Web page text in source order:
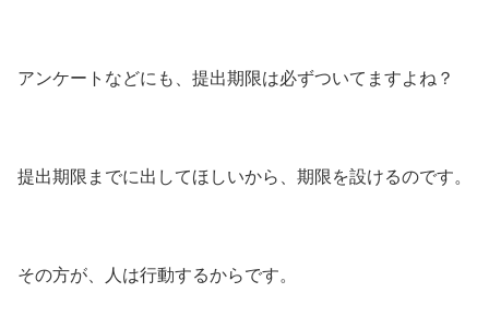
アンケートなどにも、提出期限は必ずついてますよね？
提出期限までに出してほしいから、期限を設けるのです。
その方が、人は行動するからです。